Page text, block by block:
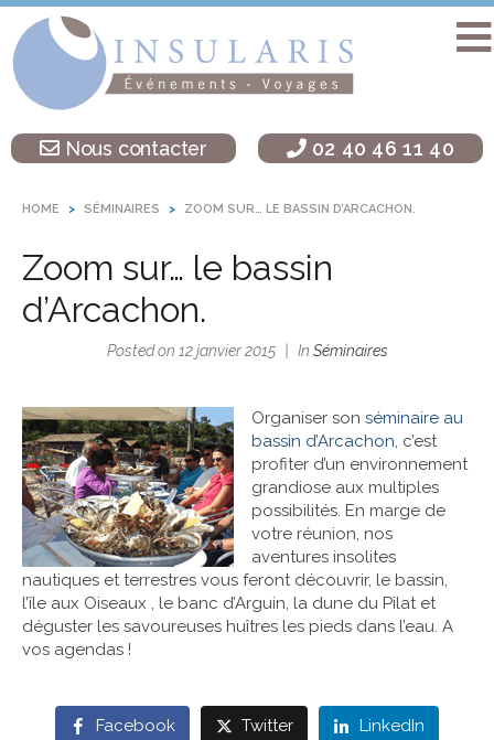
Accueil
Séminaire
sur une île
Activités
Soirées
Autres
L’agence
Insularis
Actualités
Références
Contact
Nous contacter 02 40 46 11 40
HOME SÉMINAIRES ZOOM SUR… LE BASSIN D’ARCACHON.
Zoom sur… le bassin
d’Arcachon.
Posted on 12 janvier 2015 In Séminaires
Organiser son séminaire au
bassin d’Arcachon, c’est
profiter d’un environnement
grandiose aux multiples
possibilités. En marge de
votre réunion, nos
aventures insolites
nautiques et terrestres vous feront découvrir, le bassin,
l’île aux Oiseaux , le banc d’Arguin, la dune du Pilat et
déguster les savoureuses huîtres les pieds dans l’eau. A
vos agendas !
Facebook Twitter LinkedIn